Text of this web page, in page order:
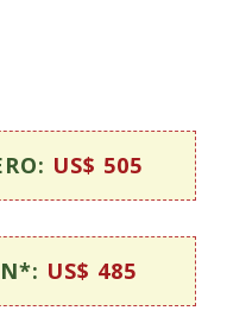
US$ 505
US$ 485